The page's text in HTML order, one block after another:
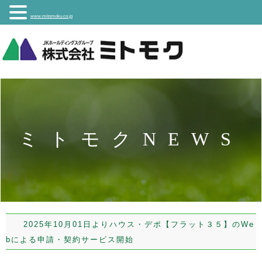
ミトモクNEWS
2025年10月01日よりハウス・デポ【フラット３５】のWe
bによる申請・契約サービス開始
www.mitomoku.co.jp